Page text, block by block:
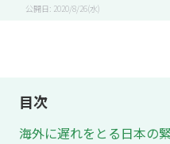
公開日: 2020/8/26(水)
目次
海外に遅れをとる日本の